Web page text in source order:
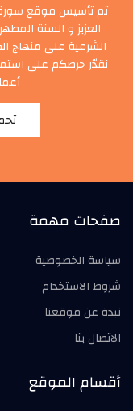
تم تأسيس موقع سورة
العزيز و السنة
الشرعية على منهاج
نقدّر حرصكم على
صفحات مهمة
سياسة الخصوصية
شروط الاستخدام
نبذة عن موقعنا
الاتصال بنا
أقسام الموقع